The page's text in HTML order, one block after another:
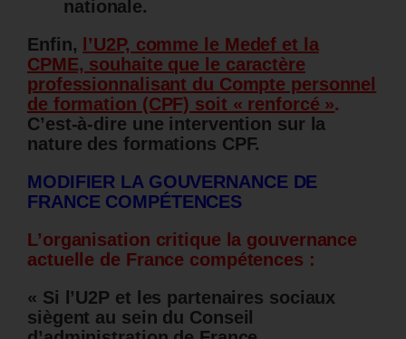
nationale.
Enfin,
l’U2P, comme le Medef et la
CPME, souhaite que le caractère
professionnalisant du Compte personnel
de formation (CPF) soit « renforcé ».
C’est-à-dire une intervention sur la
nature des formations CPF.
MODIFIER LA GOUVERNANCE DE
FRANCE COMPÉTENCES
L’organisation critique la gouvernance
actuelle de France compétences :
« Si l’U2P et les partenaires sociaux
siègent au sein du Conseil